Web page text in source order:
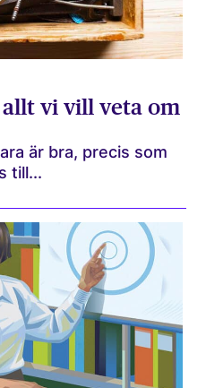
vi vill veta om
är bra, precis som
till...